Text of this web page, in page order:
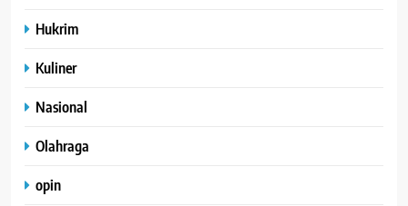
Hukrim
Kuliner
Nasional
Olahraga
opin